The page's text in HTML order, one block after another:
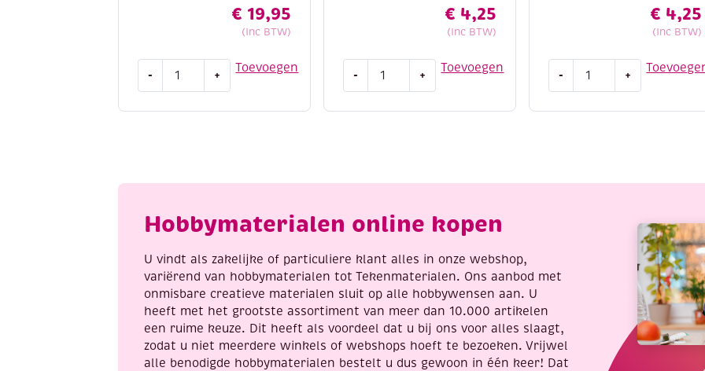
€ 19,95
(Inc BTW)
Toevoegen
- +
€ 4,25
(Inc BTW)
Toevoegen
- +
€ 4,25
(Inc BTW)
- +
Hobbymaterialen online kopen
U vindt als zakelijke of particuliere klant alles in onze webshop,
variërend van hobbymaterialen tot Tekenmaterialen. Ons aanbod met
onmisbare creatieve materialen sluit op alle hobbywensen aan. U
heeft met het grootste assortiment van meer dan 10.000 artikelen
een ruime keuze. Dit heeft als voordeel dat u bij ons voor alles slaagt,
zodat u niet meerdere winkels of webshops hoeft te bezoeken. Vrijwel
alle benodigde hobbymaterialen bestelt u dus gewoon in één keer! Dat